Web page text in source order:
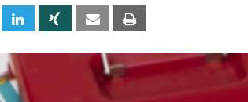
Twitter Linkedin Xing Email